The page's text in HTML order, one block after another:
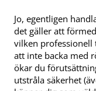
Jo, egentligen
det gäller att
vilken professionell
att inte backa med
ökar du
utstråla säkerhet